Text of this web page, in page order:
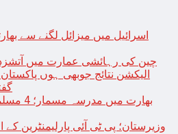
چین کی رہائشی عمارت میں آتشزدگی، 15
الیکشن نتائج جوبھی ہوں
وزیرستان؛ پی ٹی آئی پارلیمنٹرین کے